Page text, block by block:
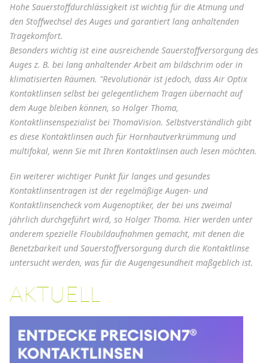
Hohe Sauerstoffdurchlässigkeit ist wichtig für die Atmung und
den Stoffwechsel des Auges und garantiert lang anhaltenden
Tragekomfort.
Besonders wichtig ist eine ausreichende Sauerstoffversorgung des
Auges z. B. bei lang anhaltender Arbeit am bildschrim oder in
klimatisierten Räumen. "Revolutionär ist jedoch, dass Air Optix
Kontaktlinsen selbst bei gelegentlichem Tragen übernacht auf
dem Auge bleiben können, so Holger Thoma,
Kontaktlinsenspezialist bei ThomaVision. Selbstverständlich gibt
es diese Kontaktlinsen auch für Hornhautverkrümmung und
multifokal, wenn Sie mit Ihren Kontaktlinsen auch lesen möchten.
Ein weiterer wichtiger Punkt für langes und gesundes
Kontaktlinsentragen ist der regelmäßige Augen- und
Kontaktlinsencheck vom Augenoptiker, der bei uns zweimal
jährlich durchgeführt wird, so Holger Thoma. Hier werden unter
anderem spezielle Floubildaufnahmen gemacht, mit denen die
Benetzbarkeit und Sauerstoffversorgung durch die Kontaktlinse
untersucht werden, was für die Augengesundheit maßgeblich ist.
AKTUELL